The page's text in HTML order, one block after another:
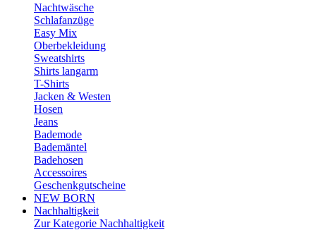
Nachtwäsche
Schlafanzüge
Easy Mix
Oberbekleidung
Sweatshirts
Shirts langarm
T-Shirts
Jacken & Westen
Hosen
Jeans
Bademode
Bademäntel
Badehosen
Accessoires
Geschenkgutscheine
NEW BORN
Nachhaltigkeit
Zur Kategorie Nachhaltigkeit